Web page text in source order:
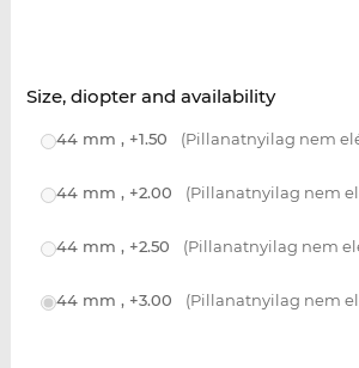
Size, diopter and availability
44 mm , +1.50 (Pillanatnyilag nem
44 mm , +2.00 (Pillanatnyilag nem
44 mm , +2.50 (Pillanatnyilag nem
44 mm , +3.00 (Pillanatnyilag nem